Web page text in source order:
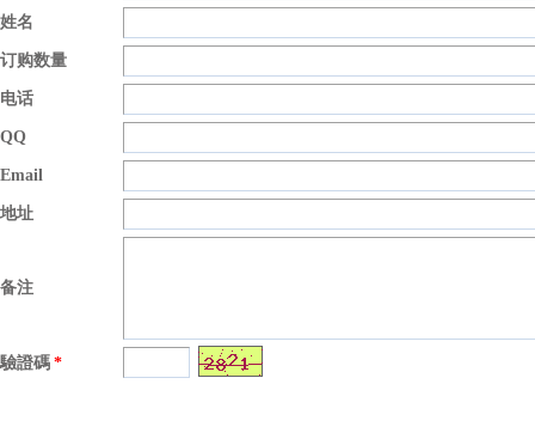
姓名
订购数量
电话
QQ
Email
地址
备注
驗證碼 *